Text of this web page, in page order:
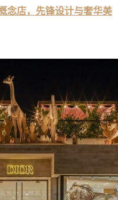
念店，先锋设计与奢华美